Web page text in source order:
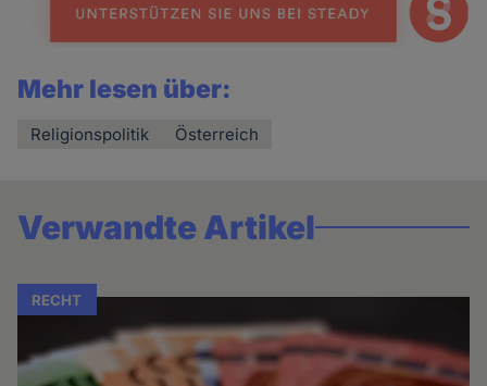
Mehr lesen über:
Religionspolitik Österreich
Verwandte Artikel
RECHT